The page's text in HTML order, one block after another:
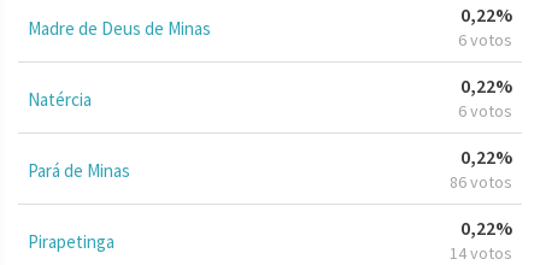
Madre de Deus de Minas
0,22%
6 votos
Natércia
0,22%
6 votos
Pará de Minas
0,22%
86 votos
Pirapetinga
0,22%
14 votos